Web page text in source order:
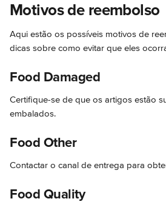
Motivos de reembolso
Aqui estão os possíveis motivos de
dicas sobre como evitar que eles
Food Damaged
Certifique-se de que os artigos estão
embalados.
Food Other
Contactar o canal de entrega para
Food Quality